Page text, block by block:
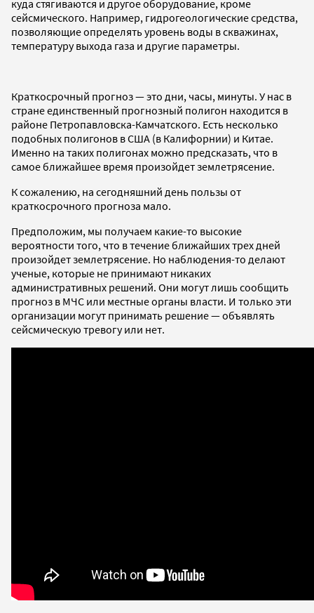
куда стягиваются и другое оборудование, кроме
сейсмического. Например, гидрогеологические средства,
позволяющие определять уровень воды в скважинах,
температуру выхода газа и другие параметры.
Краткосрочный прогноз — это дни, часы, минуты. У нас в
стране единственный прогнозный полигон находится в
районе Петропавловска-Камчатского. Есть несколько
подобных полигонов в США (в Калифорнии) и Китае.
Именно на таких полигонах можно предсказать, что в
самое ближайшее время произойдет землетрясение.
К сожалению, на сегодняшний день пользы от
краткосрочного прогноза мало.
Предположим, мы получаем какие-то высокие
вероятности того, что в течение ближайших трех дней
произойдет землетрясение. Но наблюдения-то делают
ученые, которые не принимают никаких
административных решений. Они могут лишь сообщить
прогноз в МЧС или местные органы власти. И только эти
организации могут принимать решение — объявлять
сейсмическую тревогу или нет.